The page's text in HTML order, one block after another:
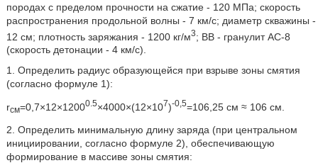
породах с пределом прочности на сжатие - 120 МПа; скорость
распространения продольной волны - 7 км/с; диаметр скважины -
12 см; плотность заряжания - 1200 кг/м3; ВВ - гранулит АС-8
(скорость детонации - 4 км/с).
1. Определить радиус образующейся при взрыве зоны смятия
(согласно формуле 1):
rсм=0,7×12×12000.5×4000×(12×107)-0,5=106,25 см ≈ 106 см.
2. Определить минимальную длину заряда (при центральном
инициировании, согласно формуле 2), обеспечивающую
формирование в массиве зоны смятия: